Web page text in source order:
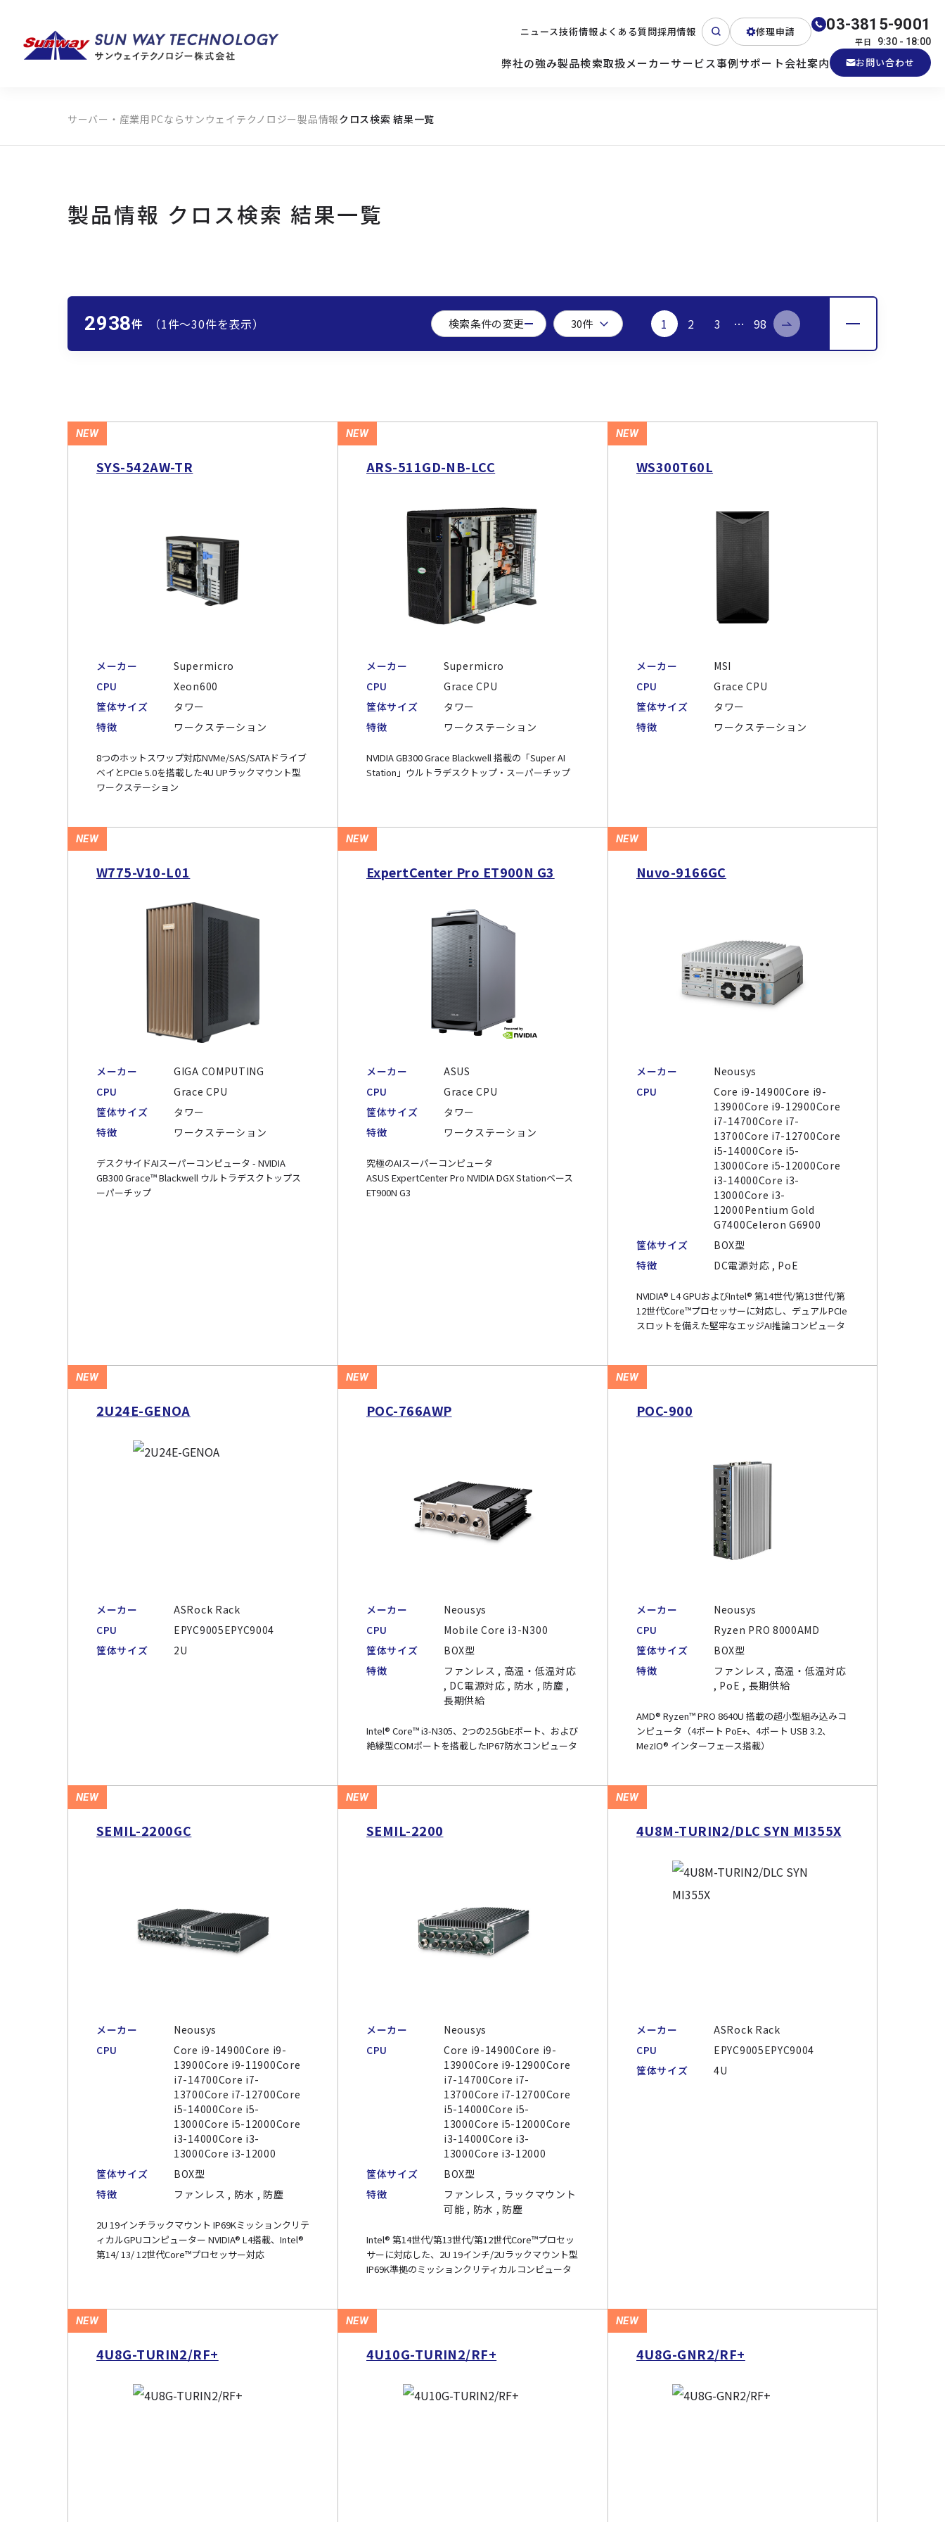
ニュース技術情報よくある質問採用情報 修理申請 03-3815-9001
平日 9:30 - 18:00
弊社の強み製品検索
製品カテゴリから探す
メーカーから探す
サーバー 産業用PC
取扱メーカーサービス事例サポート会社案内 お問い合わせ
サーバー・産業用PCならサンウェイテクノロジー製品情報クロス検索 結果一覧
製品情報 クロス検索 結果一覧
2938件 （1件〜30件を表示） 検索条件の変更 1 2 3 … 98
NEW
SYS-542AW-TR
メーカー
Supermicro
CPU
Xeon600
筐体サイズ
タワー
特徴
ワークステーション
8つのホットスワップ対応NVMe/SAS/SATAドライブ
ベイとPCIe 5.0を搭載した4U UPラックマウント型
ワークステーション
NEW
ARS-511GD-NB-LCC
メーカー
Supermicro
CPU
Grace CPU
筐体サイズ
タワー
特徴
ワークステーション
NVIDIA GB300 Grace Blackwell 搭載の「Super AI
Station」ウルトラデスクトップ・スーパーチップ
NEW
WS300T60L
メーカー
MSI
CPU
Grace CPU
筐体サイズ
タワー
特徴
ワークステーション
NEW
W775-V10-L01
メーカー
GIGA COMPUTING
CPU
Grace CPU
筐体サイズ
タワー
特徴
ワークステーション
デスクサイドAIスーパーコンピュータ - NVIDIA
GB300 Grace™ Blackwell ウルトラデスクトップス
ーパーチップ
NEW
ExpertCenter Pro ET900N G3
メーカー
ASUS
CPU
Grace CPU
筐体サイズ
タワー
特徴
ワークステーション
究極のAIスーパーコンピュータ
ASUS ExpertCenter Pro NVIDIA DGX Stationベース
ET900N G3
NEW
Nuvo-9166GC
メーカー
Neousys
CPU
Core i9-14900Core i9-
13900Core i9-12900Core
i7-14700Core i7-
13700Core i7-12700Core
i5-14000Core i5-
13000Core i5-12000Core
i3-14000Core i3-
13000Core i3-
12000Pentium Gold
G7400Celeron G6900
筐体サイズ
BOX型
特徴
DC電源対応 , PoE
NVIDIA® L4 GPUおよびIntel® 第14世代/第13世代/第
12世代Core™プロセッサーに対応し、デュアルPCIe
スロットを備えた堅牢なエッジAI推論コンピュータ
NEW
2U24E-GENOA
メーカー
ASRock Rack
CPU
EPYC9005EPYC9004
筐体サイズ
2U
NEW
POC-766AWP
メーカー
Neousys
CPU
Mobile Core i3-N300
筐体サイズ
BOX型
特徴
ファンレス , 高温・低温対応
, DC電源対応 , 防水 , 防塵 ,
長期供給
Intel® Core™ i3-N305、2つの2.5GbEポート、および
絶縁型COMポートを搭載したIP67防水コンピュータ
NEW
POC-900
メーカー
Neousys
CPU
Ryzen PRO 8000AMD
筐体サイズ
BOX型
特徴
ファンレス , 高温・低温対応
, PoE , 長期供給
AMD® Ryzen™ PRO 8640U 搭載の超小型組み込みコ
ンピュータ（4ポート PoE+、4ポート USB 3.2、
MezIO® インターフェース搭載）
NEW
SEMIL-2200GC
メーカー
Neousys
CPU
Core i9-14900Core i9-
13900Core i9-11900Core
i7-14700Core i7-
13700Core i7-12700Core
i5-14000Core i5-
13000Core i5-12000Core
i3-14000Core i3-
13000Core i3-12000
筐体サイズ
BOX型
特徴
ファンレス , 防水 , 防塵
2U 19インチラックマウント IP69Kミッションクリテ
ィカルGPUコンピューター NVIDIA® L4搭載、Intel®
第14/ 13/ 12世代Core™プロセッサー対応
NEW
SEMIL-2200
メーカー
Neousys
CPU
Core i9-14900Core i9-
13900Core i9-12900Core
i7-14700Core i7-
13700Core i7-12700Core
i5-14000Core i5-
13000Core i5-12000Core
i3-14000Core i3-
13000Core i3-12000
筐体サイズ
BOX型
特徴
ファンレス , ラックマウント
可能 , 防水 , 防塵
Intel® 第14世代/第13世代/第12世代Core™プロセッ
サーに対応した、2U 19インチ/2Uラックマウント型
IP69K準拠のミッションクリティカルコンピュータ
NEW
4U8M-TURIN2/DLC SYN MI355X
メーカー
ASRock Rack
CPU
EPYC9005EPYC9004
筐体サイズ
4U
NEW
4U8G-TURIN2/RF+
NEW
4U10G-TURIN2/RF+
NEW
4U8G-GNR2/RF+